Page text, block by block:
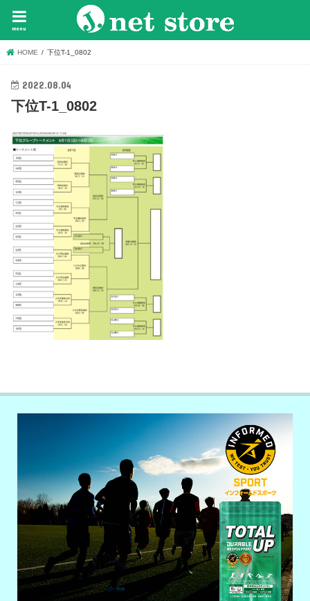
menu
HOME 下位T-1_0802
2022.08.04
下位T-1_0802